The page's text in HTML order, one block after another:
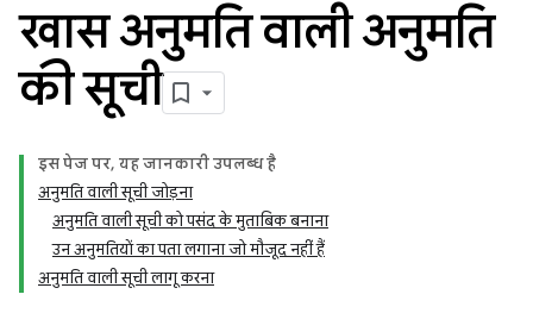
खास अनुमति वाली अनुमति
की सूची
इस पेज पर, यह जानकारी उपलब्ध है
अनुमति वाली सूची जोड़ना
अनुमति वाली सूची को पसंद के मुताबिक बनाना
उन अनुमतियों का पता लगाना जो मौजूद नहीं हैं
अनुमति वाली सूची लागू करना